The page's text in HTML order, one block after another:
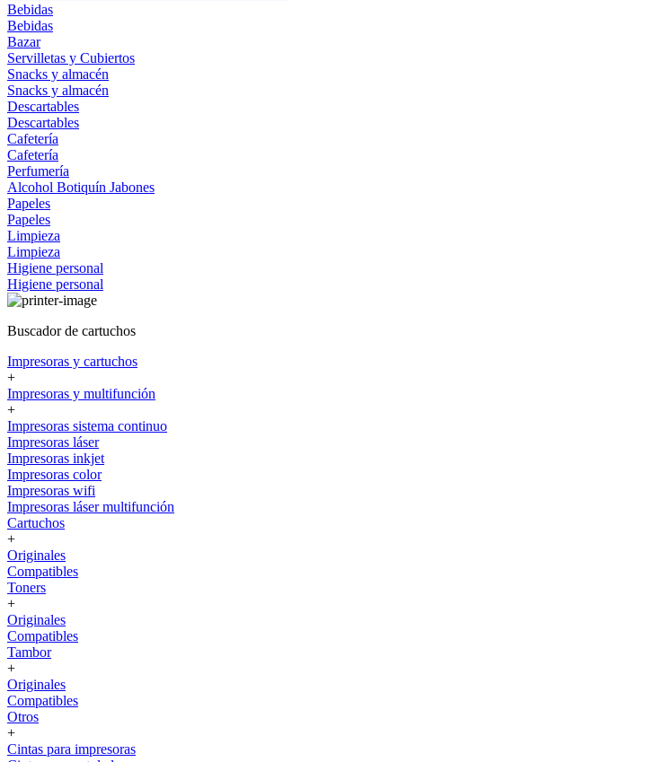
Bebidas
Bebidas
Bazar
Servilletas y Cubiertos
Snacks y almacén
Snacks y almacén
Descartables
Descartables
Cafetería
Cafetería
Perfumería
Alcohol Botiquín Jabones
Papeles
Papeles
Limpieza
Limpieza
Higiene personal
Higiene personal
Buscador de cartuchos
Impresoras y cartuchos
+
Impresoras y multifunción
+
Impresoras sistema continuo
Impresoras láser
Impresoras inkjet
Impresoras color
Impresoras wifi
Impresoras láser multifunción
Cartuchos
+
Originales
Compatibles
Toners
+
Originales
Compatibles
Tambor
+
Originales
Compatibles
Otros
+
Cintas para impresoras